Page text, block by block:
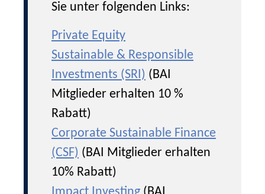
Sie unter folgenden Links:
Private Equity
Sustainable & Responsible
Investments (SRI) (BAI
Mitglieder erhalten 10 %
Rabatt)
Corporate Sustainable Finance
(CSF) (BAI Mitglieder erhalten
10% Rabatt)